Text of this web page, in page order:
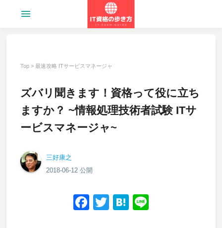
menu
Top> 最速攻略 ITサービスマネージャ
ズバリ聞きます！資格って役に立ち
ますか？ ~情報処理技術者試験 ITサ
ービスマネージャ~
三好康之
2018-06-12 公開
Facebook
TwitterHatena